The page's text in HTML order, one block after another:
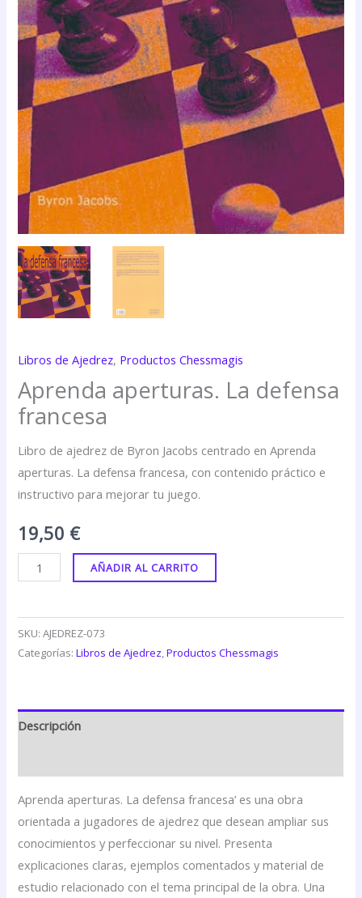
Libros de Ajedrez, Productos Chessmagis
Aprenda aperturas. La defensa
francesa
Libro de ajedrez de Byron Jacobs centrado en Aprenda
aperturas. La defensa francesa, con contenido práctico e
instructivo para mejorar tu juego.
19,50 €
AÑADIR AL CARRITO
SKU:AJEDREZ-073
Categorías:Libros de Ajedrez,Productos Chessmagis
Descripción
Aprenda aperturas. La defensa francesa’ es una obra
orientada a jugadores de ajedrez que desean ampliar sus
conocimientos y perfeccionar su nivel. Presenta
explicaciones claras, ejemplos comentados y material de
estudio relacionado con el tema principal de la obra. Una